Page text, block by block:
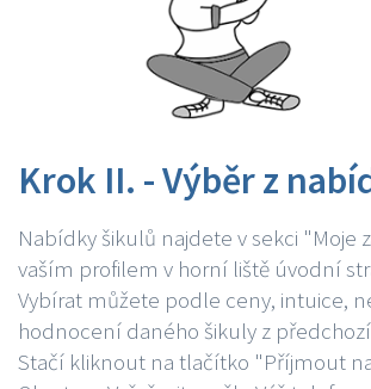
Krok II. - Výběr z
Nabídky šikulů najdete v sekci "Moje
vaším profilem v horní liště úvodní
Vybírat můžete podle ceny, intuice,
hodnocení daného šikuly z
Stačí kliknout na tlačítko "Příjmout